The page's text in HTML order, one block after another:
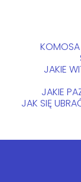
JAKIE
JAKIE
JAK SIĘ